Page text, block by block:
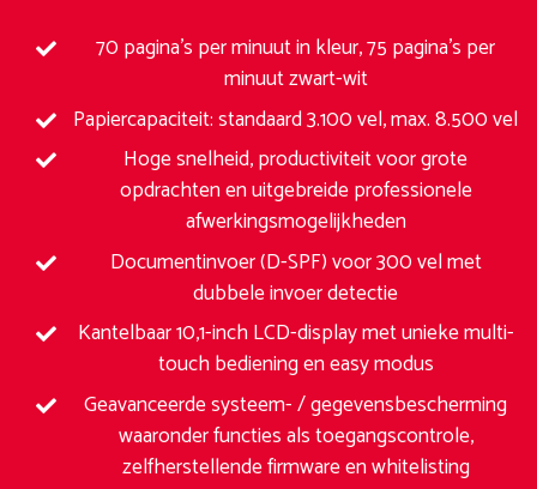
70 pagina’s per minuut in kleur, 75 pagina’s per
minuut zwart-wit
Papiercapaciteit: standaard 3.100 vel, max. 8.500 vel
Hoge snelheid, productiviteit voor grote
opdrachten en uitgebreide professionele
afwerkingsmogelijkheden
Documentinvoer (D-SPF) voor 300 vel met
dubbele invoer detectie
Kantelbaar 10,1-inch LCD-display met unieke multi-
touch bediening en easy modus
Geavanceerde systeem- / gegevensbescherming
waaronder functies als toegangscontrole,
zelfherstellende firmware en whitelisting